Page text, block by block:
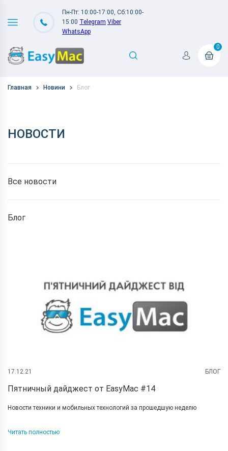
Пн-Пт: 10:00-17:00, Сб:10:00-
15:00 Telegram Viber
WhatsApp
0
Главная Новини Блог
НОВОСТИ
Все новости
Блог
17.12.21 БЛОГ
Пятничный дайджест от EasyMac #14
Новости техники и мобильных технологий за прошедшую неделю
Читать полностью